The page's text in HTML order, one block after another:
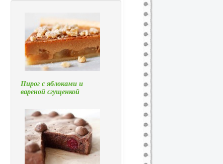
Пирог с яблоками и
вареной сгущенкой